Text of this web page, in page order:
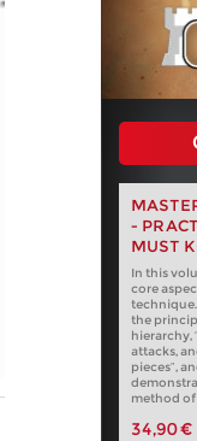
-
MUST
In this
core
the
hierarchy,
attacks,
pieces”,
method
34,90 €